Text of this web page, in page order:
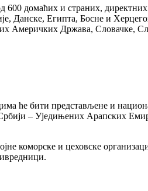
домаћих и страних,
Данске, Египта, Босне и
Америчких Држава, Словачке,
ће бити представљене и
– Уједињених Арапских
коморске и цеховске